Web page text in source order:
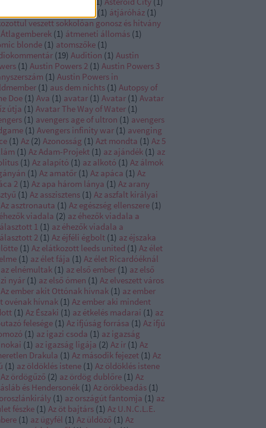
(1) átjáróház (1)
veszett sokkolóan gonosz és hitvány
Átlagemberek (1) átmeneti állomás (1)
blonde (1) atomszőke (1)
(19) Audition (1) Austin
(1) Austin Powers 2 (1) Austin Powers 3
(1) Austin Powers in
(1) aus dem nichts (1) Autopsy of
Doe (1) Ava (1) avatar (1) Avatar (1) Avatar
útja (1) Avatar The Way of Water (1)
(1) avengers age of ultron (1) avengers
(1) Avengers infinity war (1) avenging
(1) Az (2) Azonosság (1) Azt mondta (1) Az 5
(1) Az Adam-Projekt (1) az ajándék (1) az
(1) Az alapító (1) az alkotó (1) Az álmok
(1) Az amatőr (1) Az apáca (1) Az
2 (1) Az apa három lánya (1) Az arany
(1) Az asszisztens (1) Az aszfalt királyai
Az asztronauta (1) Az egészség ellenszere (1)
viadala (2) az éhezők viadala a
1 (1) az éhezők viadala a
2 (1) Az éjféli égbolt (1) az éjszaka
(1) Az elátkozott leeds united (1) Az élet
(1) az élet fája (1) Az élet Ricardóéknál
az elnémultak (1) az első ember (1) az első
nyár (1) az első ómen (1) Az elveszett város
Az ember akit Ottónak hívnak (1) az ember
ovénak hívnak (1) Az ember aki mindent
(1) Az Északi (1) az étkelés madarai (1) az
felesége (1) Az ifjúság forrása (1) Az ifjú
(1) az igazi csoda (1) az igazság
(1) az igazság ligája (2) Az ír (1) Az
Drakula (1) Az második fejezet (1) Az
(1) az öldöklés istene (1) Az öldöklés istene
Az ördögűző (2) az ördög dublőre (1) Az
és Hendersonék (1) Az örökbeadás (1)
(1) az országút fantomja (1) az
fészke (1) Az öt bajtárs (1) Az U.N.C.L.E.
(1) az ügyfél (1) Az üldöző (1) Az